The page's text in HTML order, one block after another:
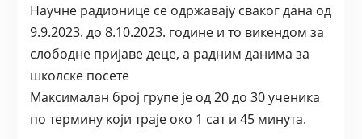
Научне радионице се одржавају сваког дана од
9.9.2023. до 8.10.2023. године и то викендом за
слободне пријаве деце, а радним данима за
школске посете
Максималан број групе је од 20 до 30 ученика
по термину који траје око 1 сат и 45 минута.